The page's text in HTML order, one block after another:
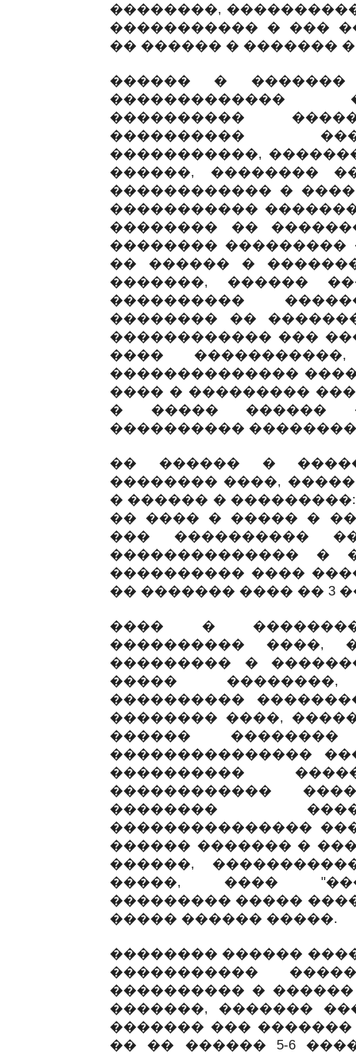
��������,
����������� � ���
�� ������ � �������
������ � �������
�������������
����������
����������
�����������,
������, ��������
������������ �
�����������
�������� ��
�������� ���������
�� ������ �
�������, ������
����������
�������� ��
������������ ���
����
��������������
���� � ���������
� ����� ������
����������
�� ������ �
�������� ����,
� ������ �
�� ���� � ����� �
��� ����������
�������������� �
���������� ����
�� ������� ���� �� 3
���� �
���������� ����,
��������� �
�����
����������
�������� ����,
������
���������������
����������
������������
��������
���������������
������ ������� �
������,
�����, ����
��������� �����
����� ������ �����.
�������� ������
�����������
���������� �
�������, �������
������� ���
�� �� ������ 5-6